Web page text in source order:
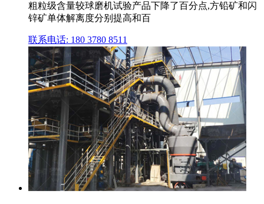
粗粒级含量较球磨机试验产品下降了百分点,方铅矿和闪
锌矿单体解离度分别提高和百
联系电话: 180 3780 8511